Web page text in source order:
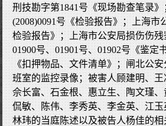
刑技勘字第1841号《现场勘查笔录
(2008)0091号《检验报告》；上海市
检验报告》；上海市公安局损伤伤
01900号、01901号、01902号《鉴定
《扣押物品、文件清单》；闸北公
班室的监控录像；被害人顾建明、
佘长富、石金根、惠立生、陶文瑾
侃敏、陈伟、李秀英、李金英、江
林玮的当庭陈述以及被告人杨佳的相